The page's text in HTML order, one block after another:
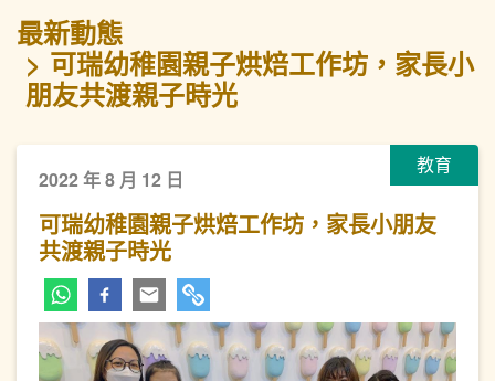
最新動態
可瑞幼稚園親子烘焙工作坊，家長小
朋友共渡親子時光
教育
2022 年 8 月 12 日
可瑞幼稚園親子烘焙工作坊，家長小朋友
共渡親子時光